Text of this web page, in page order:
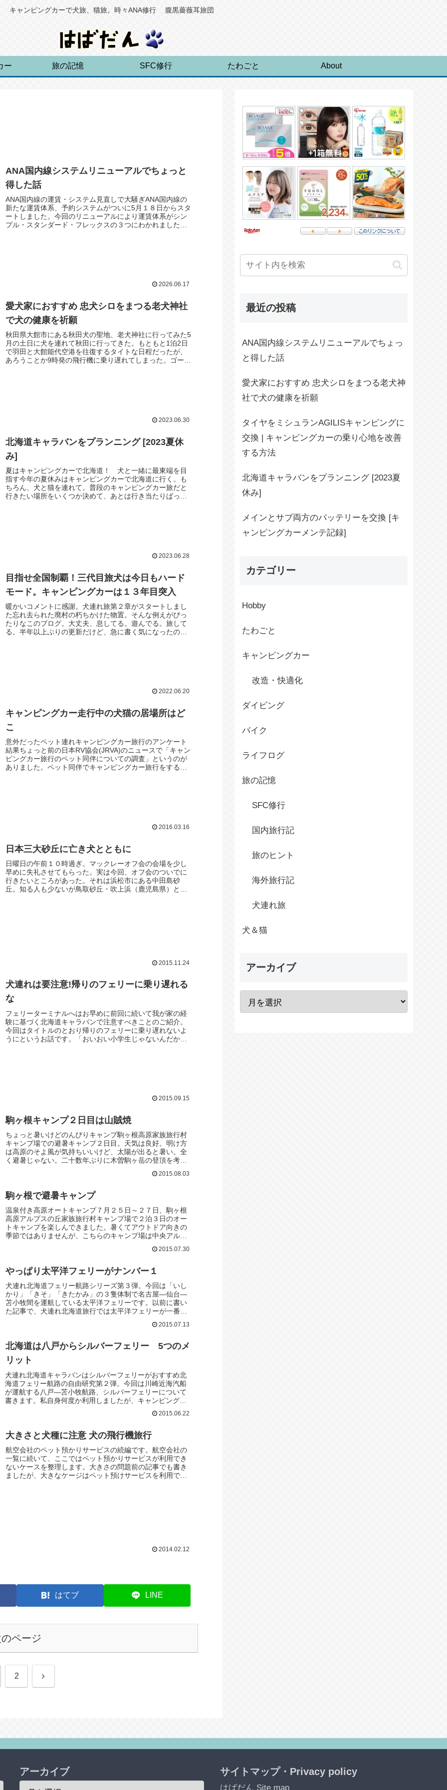
キャンピングカーで犬旅、猫旅。時々ANA修行 腹黒薔薇耳旅団
ー 旅の記憶 SFC修行 たわごと About
ANA国内線システムリニューアルでちょっと
得した話
ANA国内線の運賃・システム見直しで大騒ぎANA国内線の
新たな運賃体系、予約システムがついに5月１８日からスタ
ートしました。今回のリニューアルにより運賃体系がシン
プル・スタンダード・フレックスの３つにわかれました
2026.06.17
愛犬家におすすめ 忠犬シロをまつる老犬神社
で犬の健康を祈願
秋田県大館市にある秋田犬の聖地、老犬神社に行ってみた5
月の土日に犬を連れて秋田に行ってきた。もともと1泊2日
で羽田と大館能代空港を往復するタイトな日程だったが、
あろうことか9時発の飛行機に乗り遅れてしまった。ゴール
2023.06.30
北海道キャラバンをプランニング [2023夏休
み]
夏はキャンピングカーで北海道！ 犬と一緒に最東端を目
指す今年の夏休みはキャンピングカーで北海道に行く。も
ちろん、犬と猫を連れて。普段のキャンピングカー旅だと
行きたい場所をいくつか決めて、あとは行き当たりばった
2023.06.28
目指せ全国制覇！三代目旅犬は今日もハード
モード。キャンピングカーは１３年目突入
暖かいコメントに感謝。犬連れ旅第２章がスタートしまし
た忘れ去られた廃村の朽ちかけた物置。そんな例えがぴっ
たりなこのブログ。大丈夫、息してる。遊んでる。旅して
る。半年以上ぶりの更新だけど、急に書く気になったのは
2022.06.20
キャンピングカー走行中の犬猫の居場所はど
こ
意外だったペット連れキャンピングカー旅行のアンケート
結果ちょっと前の日本RV協会(JRVA)のニュースで「キャン
ピングカー旅行のペット同伴についての調査」というのが
ありました。ペット同伴でキャンピングカー旅行をするユ
2016.03.16
日本三大砂丘に亡き犬とともに
日曜日の午前１０時過ぎ。マックレーオフ会の会場を少し
早めに失礼させてもらった。実は今回、オフ会のついでに
行きたいところがあった。それは浜松市にある中田島砂
丘。知る人も少ないが鳥取砂丘・吹上浜（鹿児島県）とな
2015.11.24
犬連れは要注意!帰りのフェリーに乗り遅れる
な
フェリーターミナルへはお早めに前回に続いて我が家の経
験に基づく北海道キャラバンで注意すべきことのご紹介。
今回はタイトルのとおり帰りのフェリーに乗り遅れないよ
うにというお話です。「おいおい小学生じゃないんだか
2015.09.15
駒ヶ根キャンプ２日目は山賊焼
ちょっと暑いけどのんびりキャンプ駒ヶ根高原家族旅行村
キャンプ場での避暑キャンプ２日目。天気は良好。明け方
は高原のそよ風が気持ちいいけど、太陽が出ると暑い。全
く避暑じゃない。二十数年ぶりに木曽駒ヶ岳の登頂を考え
2015.08.03
駒ヶ根で避暑キャンプ
温泉付き高原オートキャンプ７月２５日～２７日、駒ヶ根
高原アルプスの丘家族旅行村キャンプ場で２泊３日のオー
トキャンプを楽しんできました。暑くてアウトドア向きの
季節ではありませんが、こちらのキャンプ場は中央アルプ
2015.07.30
やっぱり太平洋フェリーがナンバー１
犬連れ北海道フェリー航路シリーズ第３弾。今回は「いし
かり」「きそ」「きたかみ」の３隻体制で名古屋―仙台―
苫小牧間を運航している太平洋フェリーです。以前に書い
た記事で、犬連れ北海道旅行では太平洋フェリーが一番の
2015.07.13
北海道は八戸からシルバーフェリー 5つのメ
リット
犬連れ北海道キャラバンはシルバーフェリーがおすすめ北
海道フェリー航路の自由研究第２弾。今回は川崎近海汽船
が運航する八戸―苫小牧航路、シルバーフェリーについて
書きます。私自身何度か利用しましたが、キャンピングカ
2015.06.22
大きさと犬種に注意 犬の飛行機旅行
航空会社のペット預かりサービスの続編です。航空会社の
一覧に続いて、ここではペット預かりサービスが利用でき
ないケースを整理します。大きさの問題前の記事でも書き
ましたが、大きなケージはペット預けサービスを利用でき
2014.02.12
はてブ LINE
ページ
2 次
最近の投稿
ANA国内線システムリニューアルでちょっ
と得した話
愛犬家におすすめ 忠犬シロをまつる老犬神
社で犬の健康を祈願
タイヤをミシュランAGILISキャンピングに
交換 | キャンピングカーの乗り心地を改善
する方法
北海道キャラバンをプランニング [2023夏
休み]
メインとサブ両方のバッテリーを交換 [キ
ャンピングカーメンテ記録]
カテゴリー
Hobby
たわごと
キャンピングカー
改造・快適化
ダイビング
バイク
ライフログ
旅の記憶
SFC修行
国内旅行記
旅のヒント
海外旅行記
犬連れ旅
犬＆猫
アーカイブ
アーカイブ サイトマップ・Privacy policy
はばだん Site map